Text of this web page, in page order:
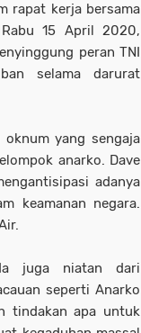
rapat kerja bersama
15 April 2020,
peran TNI
selama darurat
yang sengaja
anarko. Dave
adanya
keamanan negara.
juga niatan dari
seperti Anarko
tindakan apa untuk